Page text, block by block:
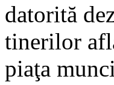
datorită
tinerilor
piaţa